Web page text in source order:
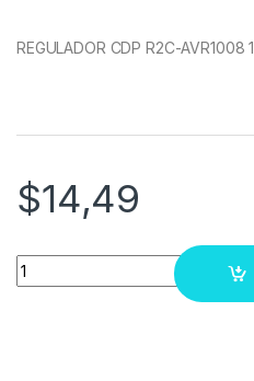
REGULADOR CDP R2C-
$14,49
Quantity